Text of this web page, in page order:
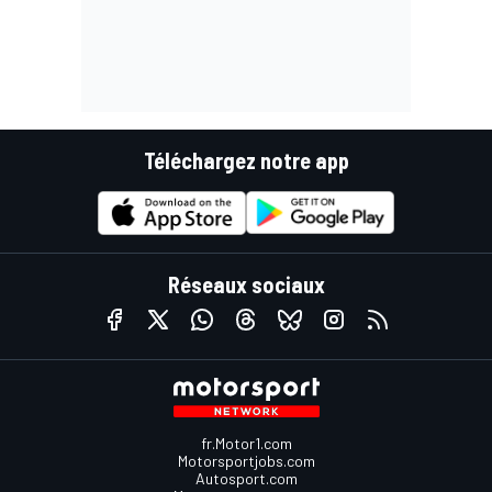
Téléchargez notre app
Réseaux sociaux
fr.Motor1.com
Motorsportjobs.com
Autosport.com